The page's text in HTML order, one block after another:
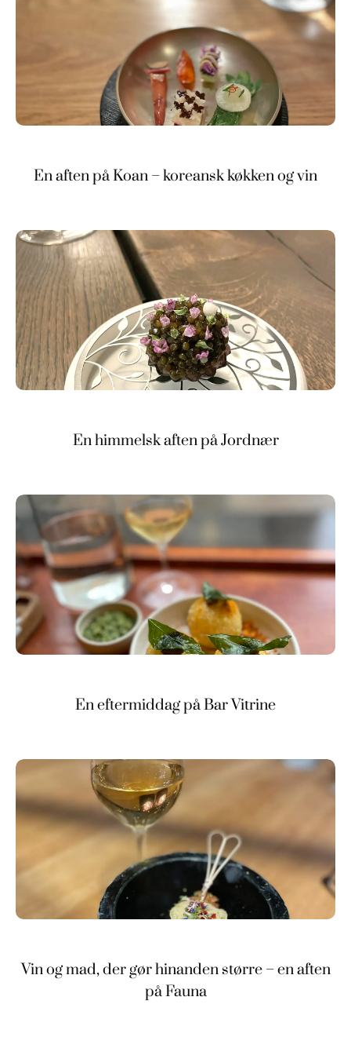
En aften på Koan – koreansk køkken og vin
En himmelsk aften på Jordnær
En eftermiddag på Bar Vitrine
Vin og mad, der gør hinanden større – en aften
på Fauna